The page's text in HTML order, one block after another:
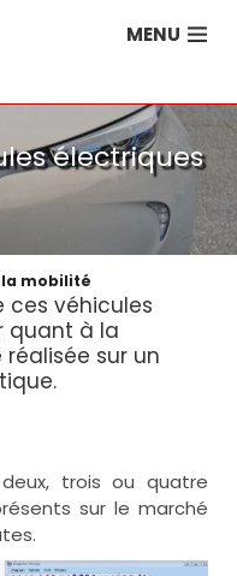
MENU
électriques
la mobilité
ces véhicules
quant à la
sur un
trois ou quatre
sur le marché